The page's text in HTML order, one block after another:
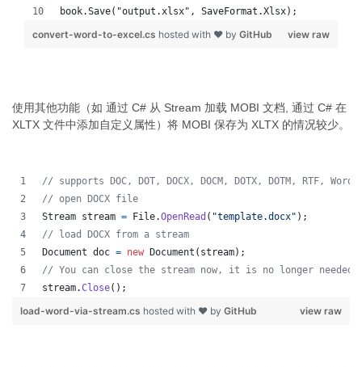
book.Save("output.xlsx", SaveFormat.Xlsx);
view raw
convert-word-to-excel.cs hosted with ❤ by GitHub
使用其他功能（如 通过 C# 从 Stream 加载 MOBI 文档, 通过 C# 在
XLTX 文件中添加自定义属性）将 MOBI 保存为 XLTX 的情况较少。
// supports DOC, DOT, DOCX, DOCM, DOTX, DOTM, RTF,
// open DOCX file
Stream stream = File.OpenRead ( "template.docx" ) ;
// load DOCX from a stream
Document doc = new Document ( stream) ;
// You can close the stream now, it is no longer needed
stream.Close( ) ;
view raw
load-word-via-stream.cs hosted with ❤ by GitHub